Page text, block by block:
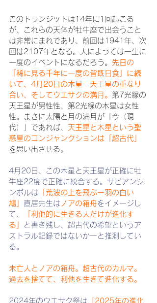
このトランジットは14年に1回起こる
が、これらの天体が牡牛座で出会うこと
は非常にまれであり、前回は1941年、次
回は2107年となる。人によっては一生に
一度のイベントになるだろう。 先日の
「稀に見る千年に一度の皆既日食」に続
いて、4月20日の木星ー天王星の重なり
合い、そしてウエサクの満月。 第7光線の
天王星が男性性、第2光線の木星は女性
性。まさに太陽と月の満月が「今（現
代）」であれば、 天王星と木星という聖
惑星のコンジャンクションは「超古代」
を思い出させる。
4月20日、この木星と天王星が正確に牡
牛座22度で正確に統合する。サビアンシ
ンボルは 「荒波の上を飛ぶ一羽の白い
鳩」
直居先生は ノアの箱舟をイメージし
て、
「利他的に生きる人だけが進化す
る」
と書き残し、超古代の希望というア
ストラル記録ではないかーと推測してい
る。
未亡人とノアの箱舟。超古代のカルマ。
過去を捨てて、利他を生きて進化する。
2024年のウエサク祭は
2025年の進化